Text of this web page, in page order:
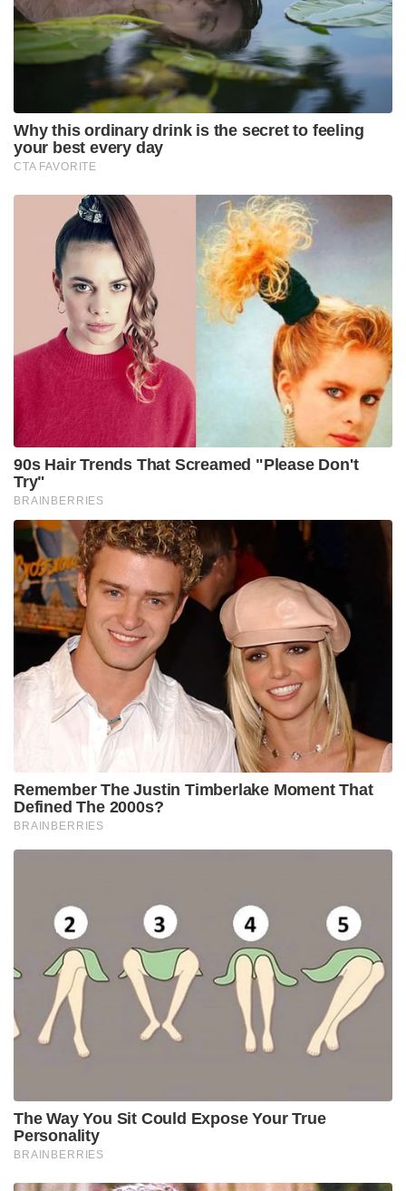
സംസ്കാരത്തിന്റെ സുഗന്ധമുണ്ട്. ഇന്ത്യയുടെ മണ്ണിൽ
നാം ഓരോ നിമിഷവും അനുഭവിക്കുന്ന അതേ
സാംസ്കാരിക സുഗന്ധം. കഴിഞ്ഞ 1200
വർഷങ്ങളായി ഈ മഹത്തായ പൈതൃകം ഇത്രയും
ഭക്തിയോടെയും വിശ്വാസത്തോടെയും പരിപാലിച്ചതിന്
ഇന്തൊനീഷ്യയിലെ ജനങ്ങളോടും ഇതുവരെ രാജ്യം
ഭരിച്ച എല്ലാ ഭരണാധികാരികളോടും ഞാൻ
വ്യക്തമാക്കി. ക്ഷേത്രദർശനത്തിനിടെ ഭക്തർ
‘മഹാമൃത്യുഞ്ജയ’ മന്ത്രവും ‘ഓം നമഃ ശിവായ’ മന്ത്രവും
ജപിക്കുന്നത് കേൾക്കാൻ സാധിച്ചുവെന്നും അത്
തന്റെ മനസ്സിനെ ആഴത്തിൽ സ്പർശിച്ചുവെന്നും
പ്രധാനമന്ത്രി കൂട്ടിച്ചേർത്തു.
പ്രസിദ്ധമായ ഈ ഹൈന്ദവ ക്ഷേത്ര സമുച്ചയത്തിന്റെ
നവീകരണ പ്രവർത്തനങ്ങളിൽ പങ്കാളികളാകാൻ
കഴിഞ്ഞത് ഇന്ത്യയ്ക്ക് ലഭിച്ച വലിയ
ബഹുമതിയായാണ് കാണുന്നത്. സന്ദർശനത്തിന്
തലേദിവസമാണ് ക്ഷേത്രത്തിന്റെ സംരക്ഷണവും
പുനരുദ്ധാരണവും ലക്ഷ്യമിട്ട് ഇന്ത്യയുടെ സാങ്കേതിക-
സാമ്പത്തിക സഹായത്തോടെയുള്ള കരാർ രേഖകൾ
ഇരുരാജ്യങ്ങളും കൈമാറിയത്. ഈ നവീകരണ
പ്രവർത്തനങ്ങൾ പൂർത്തിയാകുന്നതോടെ കൂടുതൽ
ഇന്ത്യൻ വിനോദസഞ്ചാരികൾ ഇന്തൊനീഷ്യയിലെ ഈ
പുണ്യഭൂമി സന്ദർശിക്കാൻ എത്തുമെന്ന കാര്യം
ഉറപ്പാണെന്നും പ്രധാനമന്ത്രി പ്രത്യാശ പ്രകടിപ്പിച്ചു.
മുസ്ലിം ഭൂരിപക്ഷ രാജ്യമായിരുന്നിട്ടും ഹൈന്ദവ
സംസ്കാരത്തിന്റെ തിരുശേഷിപ്പുകൾ ഇന്തൊനീഷ്യ
നെഞ്ചോട് ചേർക്കുന്ന കാഴ്ചയും,
ഇരുരാജ്യങ്ങളുടെയും സൌഹൃദം വിളിച്ചോതുന്ന
പ്രധാനമന്ത്രിയുടെ ഈ സന്ദർശന ചിത്രങ്ങളും ഇപ്പോൾ
സോഷ്യൽ മീഡിയയിൽ വലിയ രീതിയിൽ തരംഗമായി
മാറിക്കഴിഞ്ഞു.
Tags: prambanan temple
heritage